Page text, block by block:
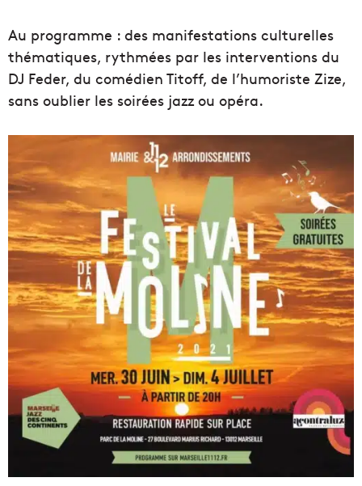
Au programme : des manifestations culturelles
thématiques, rythmées par les interventions du
DJ Feder, du comédien Titoff, de l’humoriste Zize,
sans oublier les soirées jazz ou opéra.